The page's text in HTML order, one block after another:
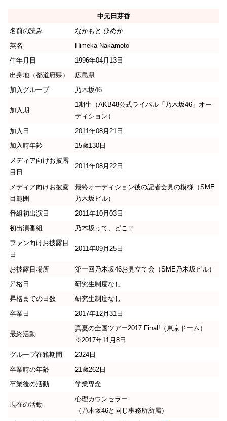
中元日芽香
名前の読み
なかもと ひめか
英名
Himeka Nakamoto
生年月日
1996年04月13日
出身地（都道府県）
広島県
加入グループ
乃木坂46
加入期
1期生（AKB48公式ライバル「乃木坂46」オー
ディション）
加入日
2011年08月21日
加入時年齢
15歳130日
メディア向けお披露
目日
2011年08月22日
メディア向けお披露
目範囲
最終オーディション後の記者会見の模様（SME
乃木坂ビル）
番組初出演日
2011年10月03日
初出演番組
乃木坂って、どこ？
ファン向けお披露目
日
2011年09月25日
お披露目場所
第一回乃木坂46お見立て会（SME乃木坂ビル）
昇格日
研究生制度なし
昇格までの日数
研究生制度なし
卒業日
2017年12月31日
最終活動
真夏の全国ツアー2017 Final!（東京ドーム）
※2017年11月8日
グループ在籍期間
2324日
卒業時の年齢
21歳262日
卒業後の活動
学業専念
現在の活動
心理カウンセラー
（乃木坂46と同じ事務所所属）